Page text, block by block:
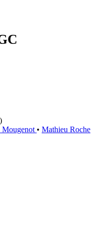
)
Mougenot • Mathieu Roche